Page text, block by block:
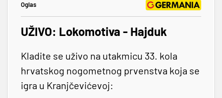
Oglas
UŽIVO: Lokomotiva - Hajduk
Kladite se uživo na utakmicu 33. kola
hrvatskog nogometnog prvenstva koja se
igra u Kranjčevićevoj: